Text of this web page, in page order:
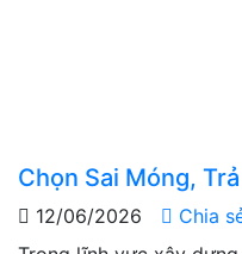
Chọn Sai Móng,
12/06/2026
Chia